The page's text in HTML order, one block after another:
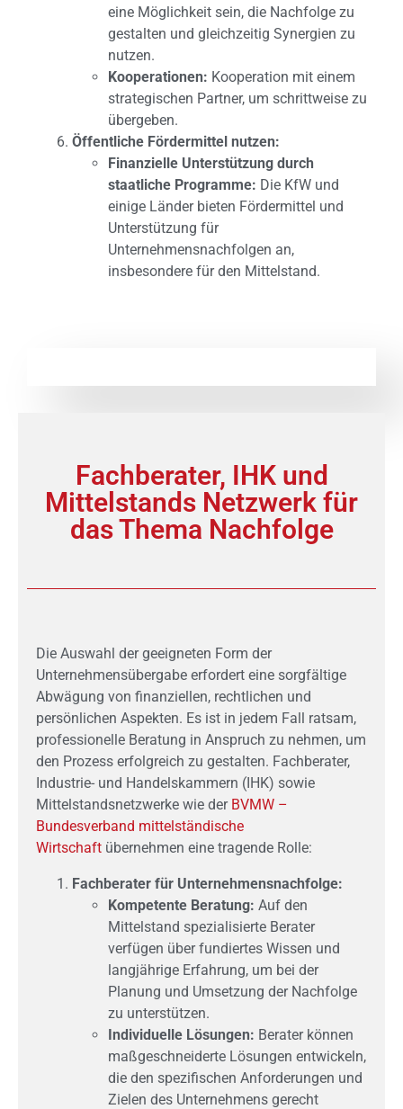
eine Möglichkeit sein, die Nachfolge zu
gestalten und gleichzeitig Synergien zu
nutzen.
Kooperationen: Kooperation mit einem
strategischen Partner, um schrittweise zu
übergeben.
Öffentliche Fördermittel nutzen:
Finanzielle Unterstützung durch
staatliche Programme: Die KfW und
einige Länder bieten Fördermittel und
Unterstützung für
Unternehmensnachfolgen an,
insbesondere für den Mittelstand.
Fachberater, IHK und
Mittelstands Netzwerk für
das Thema Nachfolge
Die Auswahl der geeigneten Form der
Unternehmensübergabe erfordert eine sorgfältige
Abwägung von finanziellen, rechtlichen und
persönlichen Aspekten. Es ist in jedem Fall ratsam,
professionelle Beratung in Anspruch zu nehmen, um
den Prozess erfolgreich zu gestalten. Fachberater,
Industrie- und Handelskammern (IHK) sowie
Mittelstandsnetzwerke wie der BVMW –
Bundesverband mittelständische
Wirtschaft übernehmen eine tragende Rolle:
Fachberater für Unternehmensnachfolge:
Kompetente Beratung: Auf den
Mittelstand spezialisierte Berater
verfügen über fundiertes Wissen und
langjährige Erfahrung, um bei der
Planung und Umsetzung der Nachfolge
zu unterstützen.
Individuelle Lösungen: Berater können
maßgeschneiderte Lösungen entwickeln,
die den spezifischen Anforderungen und
Zielen des Unternehmens gerecht